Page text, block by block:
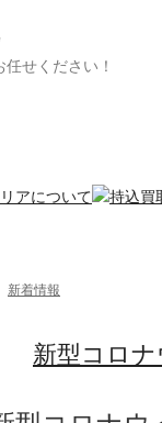
せください！
新着情報
新型コロ